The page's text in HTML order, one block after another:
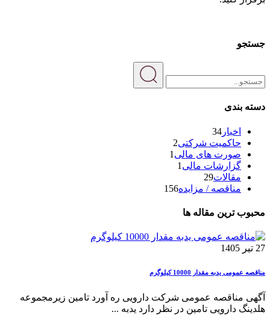
جستجو
دسته بندی
اخبار 34
حاکمیت شرکتی2
صورت های مالی 1
گزارشات مالی 1
مقالات29
مناقصه / مزایده156
محبوب ترین مقاله ها
27 تیر 1405
مناقصه عمومی یدبه مقدار 10000 کیلوگرم
آگهی مناقصه عمومی شرکت دارویی ره آورد تامین زیرمجموعه
هلدینگ دارویی تامین در نظر دارد یدبه ...